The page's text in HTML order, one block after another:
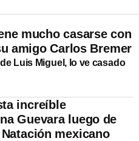
mucho casarse con
amigo Carlos Bremer
Luis Miguel, lo ve casado
increíble
Guevara luego de
mexicano